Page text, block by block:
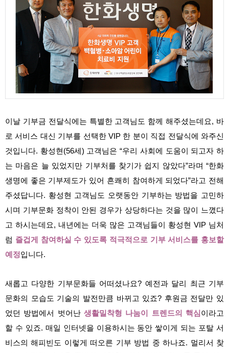
이날 기부금 전달식에는 특별한 고객님도 함께 해주셨는데요, 바
로 서비스 대신 기부를 선택한 VIP 한 분이 직접 전달식에 와주신
것입니다. 황성현(56세) 고객님은 “우리 사회에 도움이 되고자 하
는 마음은 늘 있었지만 기부처를 찾기가 쉽지 않았다”라며 “한화
생명에 좋은 기부제도가 있어 흔쾌히 참여하게 되었다”라고 전해
주셨답니다. 황성현 고객님도 오랫동안 기부하는 방법을 고민하
시며 기부문화 정착이 안된 경우가 상당하다는 것을 많이 느꼈다
고 하시는데요, 내년에는 더욱 많은 고객님들이 황성현 VIP 님처
럼 즐겁게 참여하실 수 있도록 적극적으로 기부 서비스를 홍보할
예정입니다.
새롭고 다양한 기부문화들 어떠셨나요? 예전과 달리 최근 기부
문화의 모습도 기술의 발전만큼 바뀌고 있죠? 후원금 전달만 있
었던 방법에서 벗어난 생활밀착형 나눔이 트렌드의 핵심 이라고
할 수 있죠. 매일 인터넷을 이용하시는 동안 쌓이게 되는 포탈 서
비스의 해피빈도 이렇게 떠오른 기부 방법 중 하나죠. 멀리서 찾